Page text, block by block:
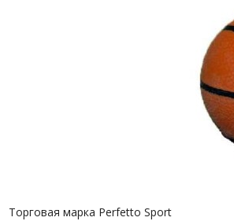
Торговая марка Perfetto Sport